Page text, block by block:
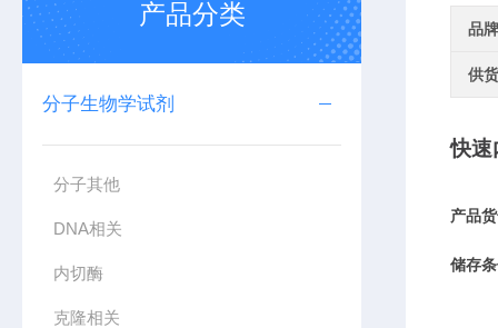
产品分类
分子生物学试剂
分子其他
DNA相关
内切酶
克隆相关
品牌
供
快速
产品
储存